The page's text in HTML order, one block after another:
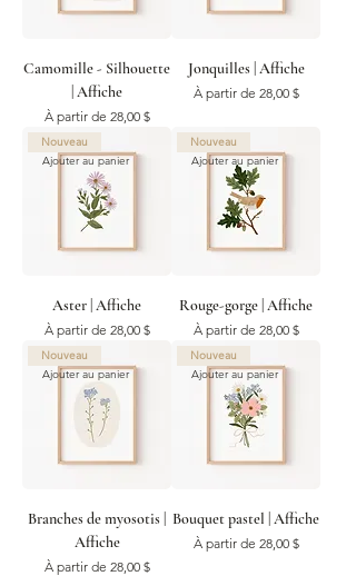
Camomille - Silhouette
| Affiche
À partir de 28,00 $
Prix promotionnel
Jonquilles | Affiche
À partir de 28,00 $
Prix promotionnel
Ajouter au panier
Nouveau
Aster | Affiche
À partir de 28,00 $
Prix promotionnel
Ajouter au panier
Nouveau
Rouge-gorge | Affiche
À partir de 28,00 $
Prix promotionnel
Ajouter au panier
Nouveau
Branches de myosotis |
Affiche
À partir de 28,00 $
Prix promotionnel
Ajouter au panier
Nouveau
Bouquet pastel | Affiche
À partir de 28,00 $
Prix promotionnel